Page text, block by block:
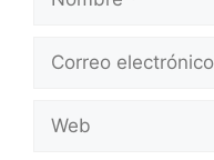
Correo
Web